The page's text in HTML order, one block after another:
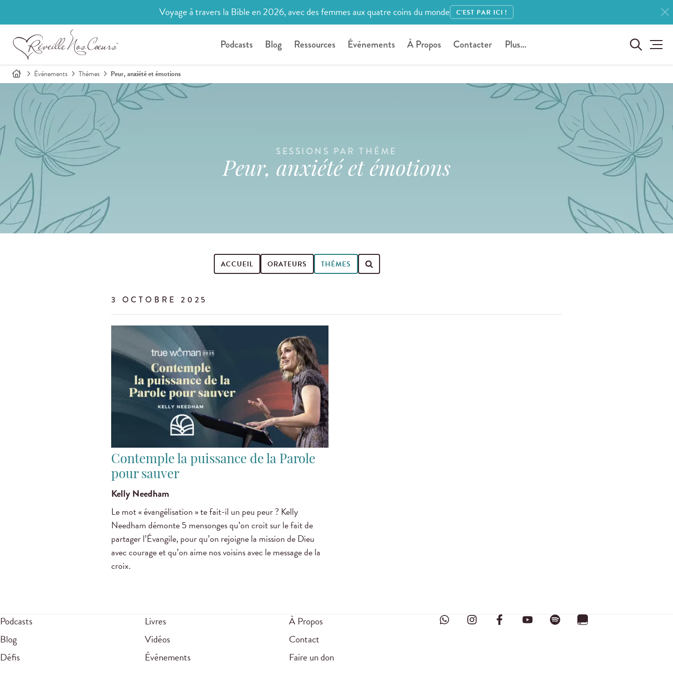
Voyage à travers la Bible en 2026, avec des femmes aux quatre coins du monde C'EST PAR ICI !
Podcasts Blog Ressources Événements À Propos Contacter Plus...
Événements Thèmes Peur, anxiété et émotions
SESSIONS PAR THÈME
Peur, anxiété et émotions
ACCUEIL ORATEURS THÈMES
3 OCTOBRE 2025
Contemple la puissance de la Parole
pour sauver
Kelly Needham
Le mot « évangélisation » te fait-il un peu peur ? Kelly
Needham démonte 5 mensonges qu’on croit sur le fait de
partager l’Évangile, pour qu’on rejoigne la mission de Dieu
avec courage et qu’on aime nos voisins avec le message de la
croix.
Podcasts
Blog
Défis
Livres
Vidéos
Événements
À Propos
Contact
Faire un don